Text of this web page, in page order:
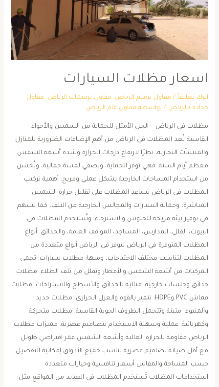
اسعار مظلات السيارات
اترك تعليقاً / مقاول ترميم الرياض, مقاول ترميمات الرياض, مقاول
حداده بالرياض / بواسطة مقاول عام الرياض
مظلات في الرياض – الحل الأمثل للحماية من الشمس والأجواء
القاسية تُعد المظلات في الرياض من أهم الإضافات الضرورية للمنازل
والمنشآت التجارية، نظرًا لارتفاع درجات الحرارة وشدة أشعة الشمس
معظم أيام السنة. فهي توفر الحماية، وتضفي لمسة جمالية، وتُحسن
من استخدام المساحات الخارجية بشكل عملي ومريح. أهمية تركيب
المظلات في الرياض تساعد المظلات على تقليل حرارة الشمس
المباشرة، وحماية السيارات والمجالس الخارجية من التلف، كما تسهم
في توفير بيئة مريحة للجلوس والاسترخاء. وتُستخدم المظلات في
البيوت، الفلل، المدارس، المساجد، المواقف العامة، والحدائق. أنواع
المظلات المتوفرة في الرياض تتوفر في الرياض أنواع متعددة من
المظلات لتناسب مختلف الاحتياجات، ومنها: مظلات سيارات: تحمي
المركبات من أشعة الشمس والأمطار وتقلل من تلف الطلاء. مظلات
حدائق وجلسات خارجية: مثالية للحدائق والأسطح والاستراحات. مظلات
قماش PVC وHDPE: تتميز بالقوة والعزل الحراري. مظلات حديد
وألمنيوم: متينة وتتحمل الظروف الجوية القاسية. مظلات متحركة
وكهربائية: عملية وسهلة الاستخدام بتصاميم عصرية. مميزات مظلات
الرياض مقاومة للحرارة العالية وأشعة الشمس عمر افتراضي طويل
مع أقل صيانة تصاميم عصرية تناسب جميع الأذواق إمكانية التفصيل
حسب المساحة والمقاس أسعار تنافسية وخيارات متعددة
استخدامات المظلات تُستخدم المظلات في العديد من المواقع مثل: